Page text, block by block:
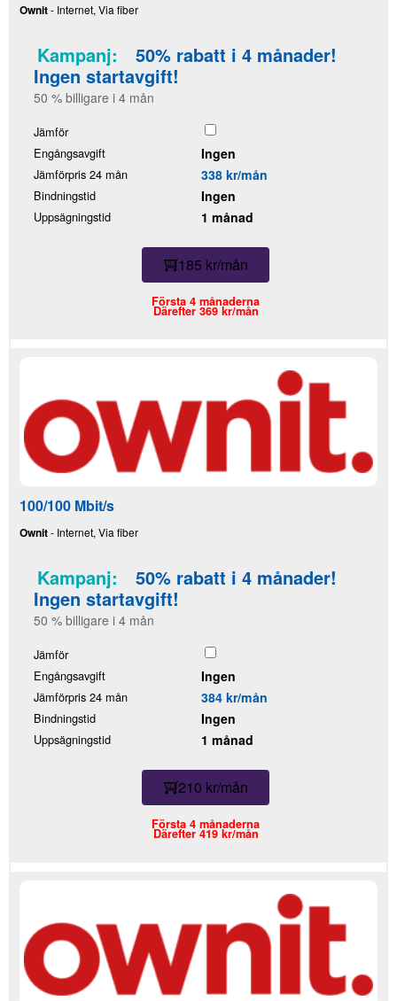
Ownit- Internet, Via fiber
Kampanj:
50% rabatt i 4 månader!
Ingen startavgift!
50 % billigare i 4 mån
Jämför
Engångsavgift
Ingen
Jämförpris 24 mån 338 kr/mån
Bindningstid Ingen
Uppsägningstid 1 månad
185 kr/mån
Första 4 månaderna
Därefter 369 kr/mån
100/100 Mbit/s
Ownit- Internet, Via fiber
Kampanj:
50% rabatt i 4 månader!
Ingen startavgift!
50 % billigare i 4 mån
Jämför
Engångsavgift
Ingen
Jämförpris 24 mån 384 kr/mån
Bindningstid Ingen
Uppsägningstid 1 månad
210 kr/mån
Första 4 månaderna
Därefter 419 kr/mån